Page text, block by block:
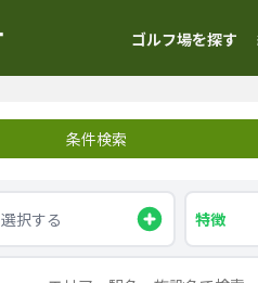
ゴルフ場を探す
条件検索
選択する 特徴